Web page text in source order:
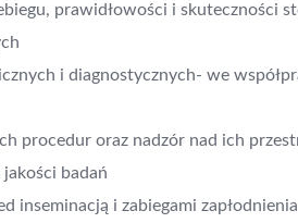
prawidłowości i skuteczności
i diagnostycznych- we
procedur oraz nadzór nad ich
badań
inseminacją i zabiegami